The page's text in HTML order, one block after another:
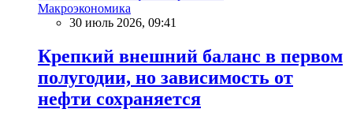
Макроэкономика
30 июль 2026, 09:41
Крепкий внешний баланс в первом
полугодии, но зависимость от
нефти сохраняется